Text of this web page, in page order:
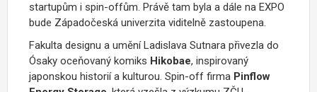
startupům i spin-offům. Právě tam byla a dále na EXPO
bude Západočeská univerzita viditelně zastoupena.
Fakulta designu a umění Ladislava Sutnara přivezla do
Ósaky oceňovaný komiks Hikobae, inspirovaný
japonskou historií a kulturou. Spin-off firma Pinflow